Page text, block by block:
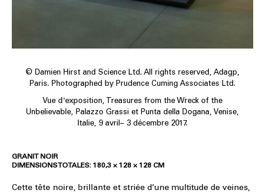
© Damien Hirst and Science Ltd. All rights reserved, Adagp,
Paris. Photographed by Prudence Cuming Associates Ltd.
Vue d'exposition, Treasures from the Wreck of the
Unbelievable, Palazzo Grassi et Punta della Dogana, Venise,
Italie, 9 avril– 3 décembre 2017.
GRANIT NOIR
DIMENSIONS TOTALES: 180,3 × 128 × 128 CM
Cette tête noire, brillante et striée d’une multitude de veines,